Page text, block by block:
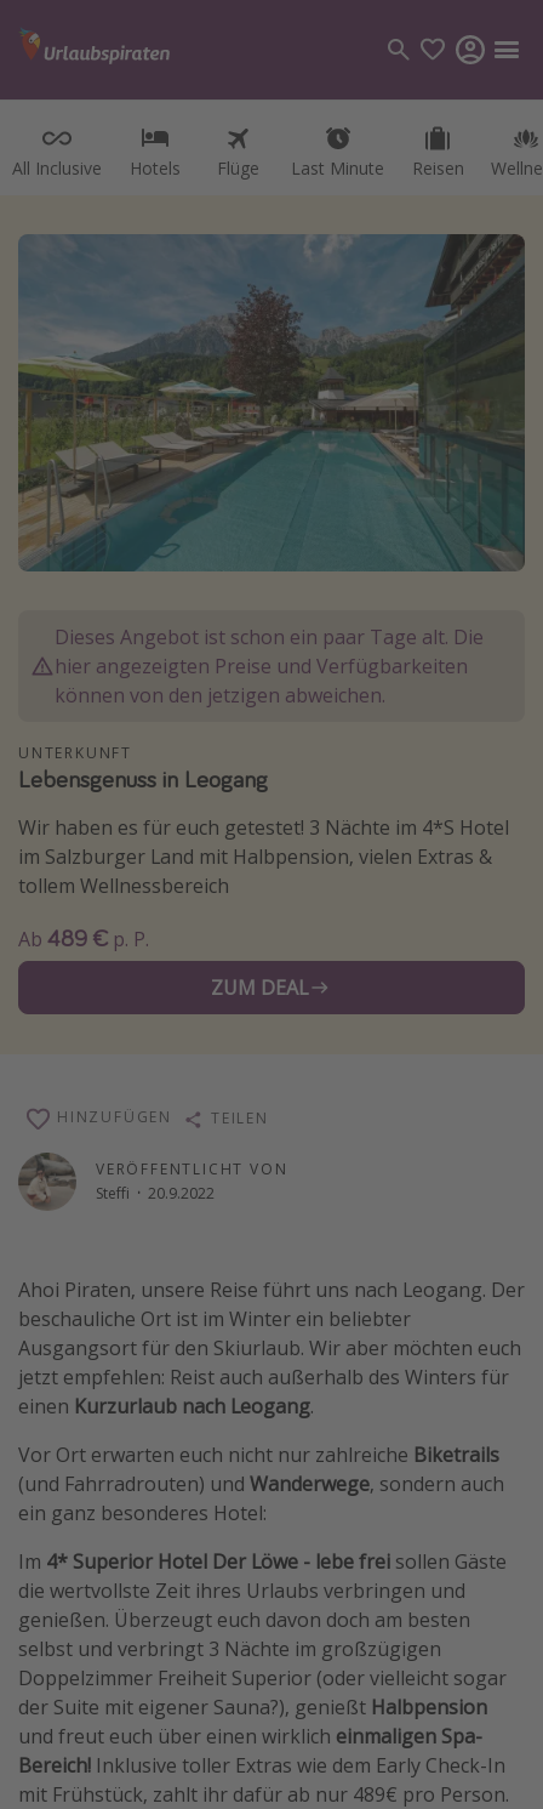
All Inclusive Hotels Flüge Last Minute Reisen
Kategorien
Kreuzfahrten
Reiseziele
Alle Reiseziele
Österreich
Italien
Lombardei
Gambia
Alle Reisethemen
Strandurlaub
Wellnessurlaub
Abenteuerurlaub
Kurzurlaub
Skiurlaub
Reise Journal
Schönste Naturwunder der Welt
Digital Nomad Tipps
Dieses Angebot ist schon ein paar Tage alt. Die
hier angezeigten Preise und Verfügbarkeiten
können von den jetzigen abweichen.
UNTERKUNFT
Lebensgenuss in Leogang
Wir haben es für euch getestet! 3 Nächte im 4*S Hotel
im Salzburger Land mit Halbpension, vielen Extras &
tollem Wellnessbereich
Ab 489 € p. P.
ZUM DEAL
VERÖFFENTLICHT VON
Steffi · 20.9.2022
HINZUFÜGEN TEILEN
Ahoi Piraten, unsere Reise führt uns nach Leogang. Der
beschauliche Ort ist im Winter ein beliebter
Ausgangsort für den Skiurlaub. Wir aber möchten euch
jetzt empfehlen: Reist auch außerhalb des Winters für
einen Kurzurlaub nach Leogang.
Vor Ort erwarten euch nicht nur zahlreiche Biketrails
(und Fahrradrouten) und Wanderwege, sondern auch
ein ganz besonderes Hotel:
Im 4* Superior Hotel Der Löwe - lebe frei sollen Gäste
die wertvollste Zeit ihres Urlaubs verbringen und
genießen. Überzeugt euch davon doch am besten
selbst und verbringt 3 Nächte im großzügigen
Doppelzimmer Freiheit Superior (oder vielleicht sogar
der Suite mit eigener Sauna?), genießt Halbpension
und freut euch über einen wirklich einmaligen Spa-
Bereich! Inklusive toller Extras wie dem Early Check-In
mit Frühstück, zahlt ihr dafür ab nur 489€ pro Person.